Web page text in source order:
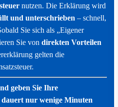
nutzen. Die Erklärung wird
und unterschrieben – schnell,
Sie sich als „Eigener
Sie von direkten Vorteilen
gelten die
geben Sie Ihre
nur wenige Minuten